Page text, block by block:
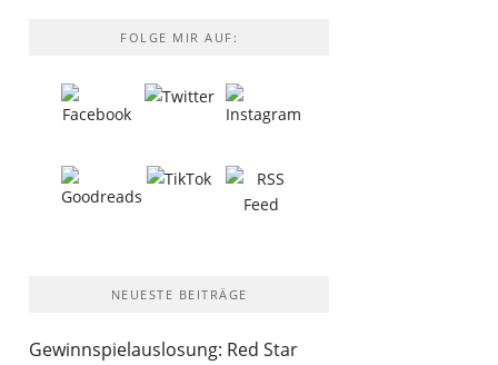
FOLGE MIR AUF:
NEUESTE BEITRÄGE
Gewinnspielauslosung: Red Star